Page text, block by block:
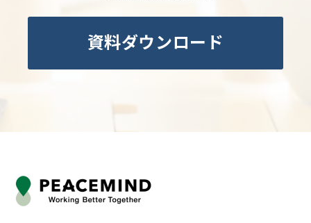
資料ダウンロード